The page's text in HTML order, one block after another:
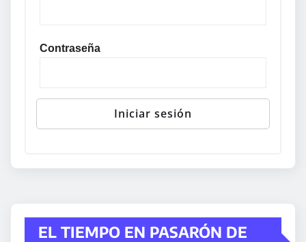
Contraseña
EL TIEMPO EN PASARÓN DE